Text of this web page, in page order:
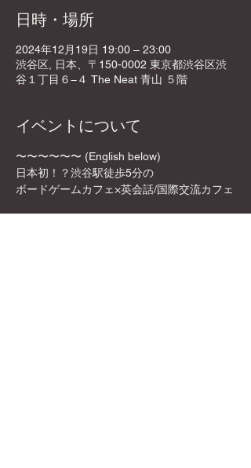
日時・場所
2024年12月19日 19:00 – 23:00
渋谷区, 日本、〒150-0002 東京都渋谷区渋
谷１丁目６−４ The Neat 青山 ５階
イベントについて
〜〜〜〜〜〜 (English below)
日本初！？渋谷駅徒歩5分の
ボードゲームカフェ×英会話/国際交流カフェ